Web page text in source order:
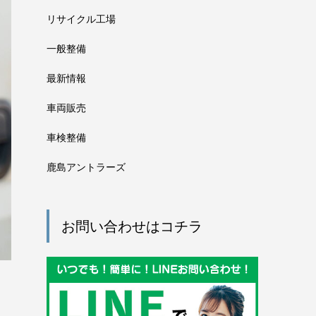
リサイクル工場
一般整備
最新情報
車両販売
車検整備
鹿島アントラーズ
お問い合わせはコチラ